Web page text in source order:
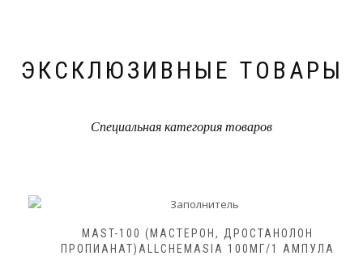
ЭКСКЛЮЗИВНЫЕ ТОВАРЫ
Специальная категория товаров
MAST-100 (МАСТЕРОН, ДРОСТАНОЛОН
ПРОПИАНАТ)ALLCHEMASIA 100МГ/1 АМПУЛА